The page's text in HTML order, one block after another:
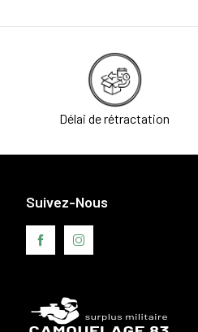
Délai de rétractation
Suivez-Nous